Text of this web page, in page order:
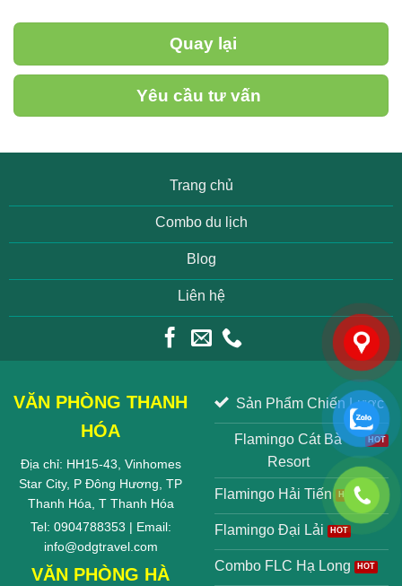
Quay lại
Yêu cầu tư vấn
Trang chủ
Combo du lịch
Blog
Liên hệ
VĂN PHÒNG THANH
HÓA
Địa chỉ: HH15-43, Vinhomes
Star City, P Đông Hương, TP
Thanh Hóa, T Thanh Hóa
Tel: 0904788353 | Email:
info@odgtravel.com
VĂN PHÒNG HÀ
Sản Phẩm Chiến Lược
Flamingo Cát Bà
Resort
Flamingo Hải Tiến
Flamingo Đại Lải
Combo FLC Hạ Long